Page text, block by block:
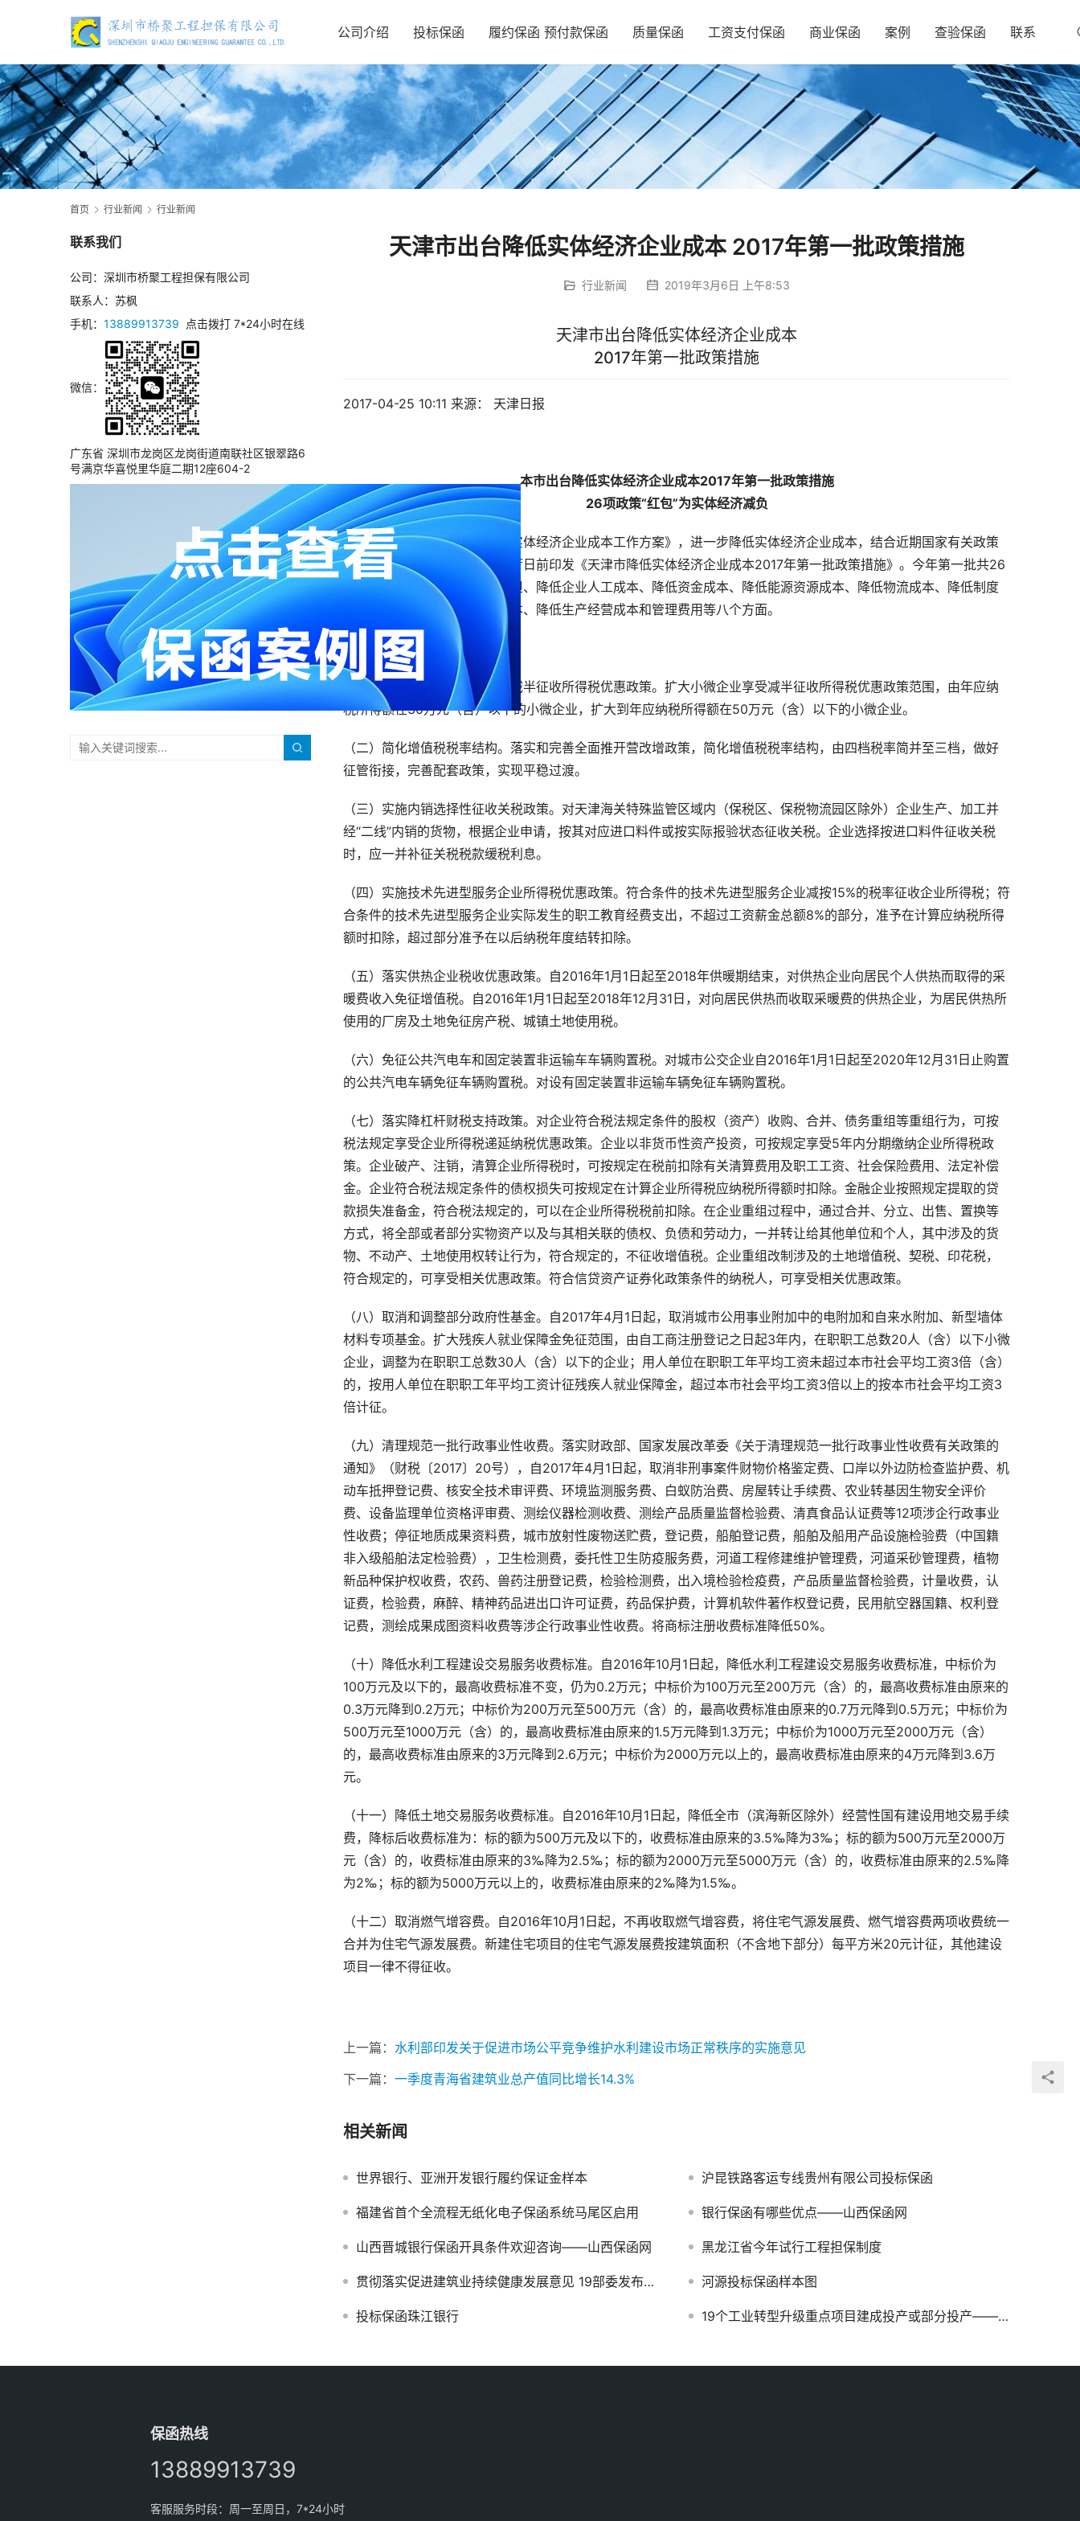
公司介绍 投标保函 履约保函 预付款保函 质量保函 工资支付保函 商业保函 案例 查验保函 联系
首页 行业新闻 行业新闻
天津市出台降低实体经济企业成本 2017年第一批政策措施
行业新闻 2019年3月6日 上午8:53
天津市出台降低实体经济企业成本
2017年第一批政策措施
2017-04-25 10:11 来源： 天津日报
本市出台降低实体经济企业成本2017年第一批政策措施
26项政策“红包”为实体经济减负
为深入贯彻落实国务院《降低实体经济企业成本工作方案》，进一步降低实体经济企业成本，结合近期国家有关政策
和本市实际情况，市政府办公厅日前印发《天津市降低实体经济企业成本2017年第一批政策措施》。今年第一批共26
项政策措施，涵盖降低税费负担、降低企业人工成本、降低资金成本、降低能源资源成本、降低物流成本、降低制度
性交易成本、降低创新创业成本、降低生产经营成本和管理费用等八个方面。
一、降低税费负担
（一）严格执行小微企业享受减半征收所得税优惠政策。扩大小微企业享受减半征收所得税优惠政策范围，由年应纳
税所得额在30万元（含）以下的小微企业，扩大到年应纳税所得额在50万元（含）以下的小微企业。
（二）简化增值税税率结构。落实和完善全面推开营改增政策，简化增值税税率结构，由四档税率简并至三档，做好
征管衔接，完善配套政策，实现平稳过渡。
（三）实施内销选择性征收关税政策。对天津海关特殊监管区域内（保税区、保税物流园区除外）企业生产、加工并
经“二线”内销的货物，根据企业申请，按其对应进口料件或按实际报验状态征收关税。企业选择按进口料件征收关税
时，应一并补征关税税款缓税利息。
（四）实施技术先进型服务企业所得税优惠政策。符合条件的技术先进型服务企业减按15%的税率征收企业所得税；符
合条件的技术先进型服务企业实际发生的职工教育经费支出，不超过工资薪金总额8%的部分，准予在计算应纳税所得
额时扣除，超过部分准予在以后纳税年度结转扣除。
（五）落实供热企业税收优惠政策。自2016年1月 1 日起至2018年供暖期结束，对供热企业向居民个人供热而取得的采
暖费收入免征增值税。自2016年1月 1 日起至2018年12月 31 日，对向居民供热而收取采暖费的供热企业，为居民供热所
使用的厂房及土地免征房产税、城镇土地使用税。
（六）免征公共汽电车和固定装置非运输车车辆购置税。对城市公交企业自2016年1月 1 日起至2020年12月 31 日止购置
的公共汽电车辆免征车辆购置税。对设有固定装置非运输车辆免征车辆购置税。
（七）落实降杠杆财税支持政策。对企业符合税法规定条件的股权（资产）收购、合并、债务重组等重组行为，可按
税法规定享受企业所得税递延纳税优惠政策。企业以非货币性资产投资，可按规定享受5年内分期缴纳企业所得税政
策。企业破产、注销，清算企业所得税时，可按规定在税前扣除有关清算费用及职工工资、社会保险费用、法定补偿
金。企业符合税法规定条件的债权损失可按规定在计算企业所得税应纳税所得额时扣除。金融企业按照规定提取的贷
款损失准备金，符合税法规定的，可以在企业所得税税前扣除。在企业重组过程中，通过合并、分立、出售、置换等
方式，将全部或者部分实物资产以及与其相关联的债权、负债和劳动力，一并转让给其他单位和个人，其中涉及的货
物、不动产、土地使用权转让行为，符合规定的，不征收增值税。企业重组改制涉及的土地增值税、契税、印花税，
符合规定的，可享受相关优惠政策。符合信贷资产证券化政策条件的纳税人，可享受相关优惠政策。
（八）取消和调整部分政府性基金。自2017年4月 1 日起，取消城市公用事业附加中的电附加和自来水附加、新型墙体
材料专项基金。扩大残疾人就业保障金免征范围，由自工商注册登记之日起3年内，在职职工总数20人（含）以下小微
企业，调整为在职职工总数30人（含）以下的企业；用人单位在职职工年平均工资未超过本市社会平均工资3倍（含）
的，按用人单位在职职工年平均工资计征残疾人就业保障金，超过本市社会平均工资3倍以上的按本市社会平均工资3
倍计征。
（九）清理规范一批行政事业性收费。落实财政部、国家发展改革委《关于清理规范一批行政事业性收费有关政策的
通知》（财税〔2017〕 20号），自2017年4月 1 日起，取消非刑事案件财物价格鉴定费、口岸以外边防检查监护费、机
动车抵押登记费、核安全技术审评费、环境监测服务费、白蚁防治费、房屋转让手续费、农业转基因生物安全评价
费、设备监理单位资格评审费、测绘仪器检测收费、测绘产品质量监督检验费、清真食品认证费等12项涉企行政事业
性收费；停征地质成果资料费，城市放射性废物送贮费，登记费，船舶登记费，船舶及船用产品设施检验费（中国籍
非入级船舶法定检验费），卫生检测费，委托性卫生防疫服务费，河道工程修建维护管理费，河道采砂管理费，植物
新品种保护权收费，农药、兽药注册登记费，检验检测费，出入境检验检疫费，产品质量监督检验费，计量收费，认
证费，检验费，麻醉、精神药品进出口许可证费，药品保护费，计算机软件著作权登记费，民用航空器国籍、权利登
记费，测绘成果成图资料收费等涉企行政事业性收费。将商标注册收费标准降低50%。
（十）降低水利工程建设交易服务收费标准。自2016年10月 1 日起，降低水利工程建设交易服务收费标准，中标价为
100万元及以下的，最高收费标准不变，仍为0.2万元；中标价为100万元至200万元（含）的，最高收费标准由原来的
0.3万元降到 0.2万元；中标价为200万元至500万元（含）的，最高收费标准由原来的0.7万元降到 0.5万元；中标价为
500万元至1000万元（含）的，最高收费标准由原来的1.5万元降到 1.3万元；中标价为1000万元至2000万元（含）
的，最高收费标准由原来的3万元降到 2.6万元；中标价为2000万元以上的，最高收费标准由原来的4万元降到 3.6万
元。
（十一）降低土地交易服务收费标准。自2016年10月 1 日起，降低全市（滨海新区除外）经营性国有建设用地交易手续
费，降标后收费标准为：标的额为500万元及以下的，收费标准由原来的3.5‰降为3‰；标的额为500万元至2000万
元（含）的，收费标准由原来的3‰降为2.5‰；标的额为2000万元至5000万元（含）的，收费标准由原来的2.5‰降
为2‰；标的额为5000万元以上的，收费标准由原来的2‰降为1.5‰。
（十二）取消燃气增容费。自2016年10月 1 日起，不再收取燃气增容费，将住宅气源发展费、燃气增容费两项收费统一
合并为住宅气源发展费。新建住宅项目的住宅气源发展费按建筑面积（不含地下部分）每平方米20元计征，其他建设
项目一律不得征收。
上一篇： 水利部印发关于促进市场公平竞争维护水利建设市场正常秩序的实施意见
下一篇： 一季度青海省建筑业总产值同比增长14.3%
相关新闻
世界银行、亚洲开发银行履约保证金样本 沪昆铁路客运专线贵州有限公司投标保函
福建省首个全流程无纸化电子保函系统马尾区启用 银行保函有哪些优点——山西保函网
山西晋城银行保函开具条件欢迎咨询——山西保函网 黑龙江省今年试行工程担保制度
贯彻落实促进建筑业持续健康发展意见 19部委发布重点任务分工方案 河源投标保函样本图
投标保函珠江银行 19个工业转型升级重点项目建成投产或部分投产——山西保函网
联系我们
公司：深圳市桥聚工程担保有限公司
联系人：苏枫
手机： 13889913739 点击拨打 7*24小时在线
微信：
广东省 深圳市龙岗区龙岗街道南联社区银翠路6
号满京华喜悦里华庭二期12座604-2
保函热线
13889913739
客服服务时段：周一至周日，7*24小时